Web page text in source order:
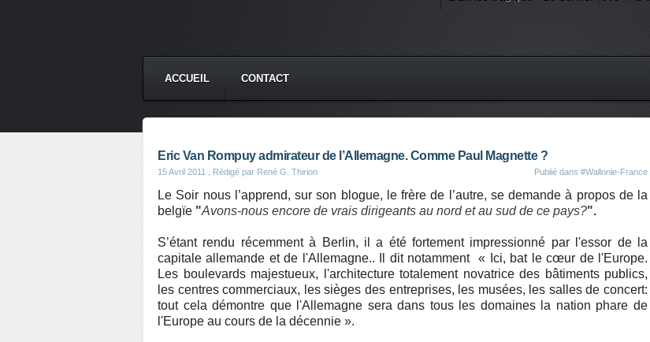
ACCUEIL CONTACT
Eric Van Rompuy admirateur de l’Allemagne. Comme Paul Magnette ?
15 Avril 2011 , Rédigé par René G. Thirion Publié dans #Wallonie-France
Le Soir nous l’apprend, sur son blogue, le frère de l’autre, se demande à propos de la
belgïe "Avons-nous encore de vrais dirigeants au nord et au sud de ce pays?".
S’étant rendu récemment à Berlin, il a été fortement impressionné par l'essor de la
capitale allemande et de l'Allemagne.. Il dit notamment
« Ici, bat le cœur de l'Europe.
Les boulevards majestueux, l'architecture totalement novatrice des bâtiments publics,
les centres commerciaux, les sièges des entreprises, les musées, les salles de concert:
tout cela démontre que l'Allemagne sera dans tous les domaines la nation phare de
l'Europe au cours de la décennie ».